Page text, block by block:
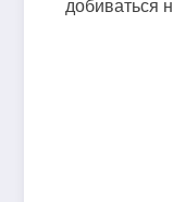
добиваться